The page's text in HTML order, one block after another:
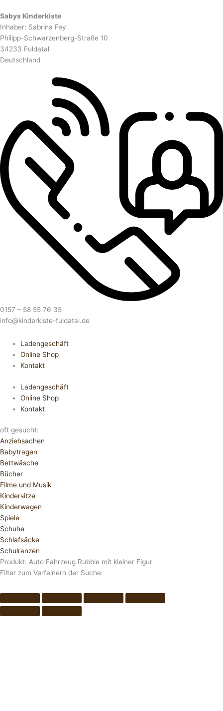
Sabys Kinderkiste
Inhaber: Sabrina Fey
Philipp-Schwarzenberg-Straße 10
34233 Fuldatal
Deutschland
0157 – 58 55 76 35
info@kinderkiste-fuldatal.de
Ladengeschäft
Online Shop
Kontakt
Ladengeschäft
Online Shop
Kontakt
oft gesucht:
Anziehsachen
Babytragen
Bettwäsche
Bücher
Filme und Musik
Kindersitze
Kinderwagen
Spiele
Schuhe
Schlafsäcke
Schulranzen
Produkt: Auto Fahrzeug Rubble mit kleiner Figur
Filter zum Verfeinern der Suche: